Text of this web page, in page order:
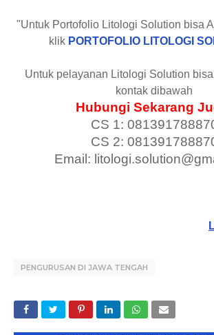
"Untuk Portofolio Litologi Solution bisa
klik PORTOFOLIO LITOLOGI
Untuk pelayanan Litologi Solution
kontak dibawah
Hubungi Sekarang
CS 1:
CS 2:
Email:
PENGURUSAN DI JAWA TENGAH